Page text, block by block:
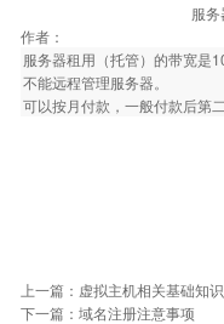
服
作者：
服务器租用（托管）的带宽是
不能远程管理服务器。
可以按月付款，一般付款后第
上一篇： 虚拟主机相关基础知识
下一篇： 域名注册注意事项